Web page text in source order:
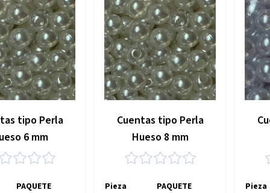
tipo Perla
6 mm
PAQUETE
Cuentas tipo Perla
Hueso 8 mm
Pieza
PAQUETE
Pieza